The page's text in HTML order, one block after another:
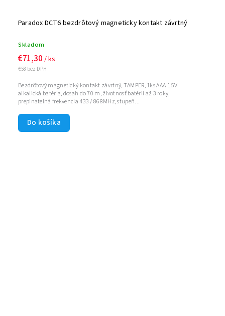
Paradox DCT6 bezdrôtový magneticky kontakt závrtný
Skladom
€58 bez DPH
€71,30 / ks
Do košíka
Bezdrôtový magnetický kontakt závrtný, TAMPER, 1ks AAA 1,5V
alkalická batéria, dosah do 70 m, životnosť batérií až 3 roky,
prepínateľná frekvencia 433 / 868MHz, stupeň...